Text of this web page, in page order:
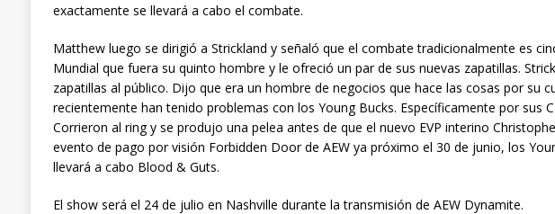
exactamente se llevará a cabo el combate.
Matthew luego se dirigió a Strickland y señaló que el combate tradicionalmente es
Mundial que fuera su quinto hombre y le ofreció un par de sus nuevas zapatillas.
zapatillas al público. Dijo que era un hombre de negocios que hace las cosas por su
recientemente han tenido problemas con los Young Bucks. Específicamente por sus
Corrieron al ring y se produjo una pelea antes de que el nuevo EVP interino
evento de pago por visión Forbidden Door de AEW ya próximo el 30 de junio, los
llevará a cabo Blood & Guts.
El show será el 24 de julio en Nashville durante la transmisión de AEW Dynamite.